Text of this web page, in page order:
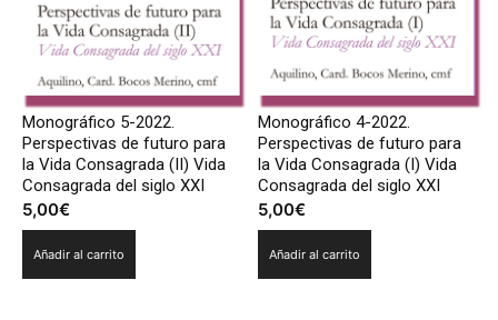
Monográfico 5-2022.
Perspectivas de futuro para
la Vida Consagrada (II) Vida
Consagrada del siglo XXI
5,00€
Añadir al carrito
Monográfico 4-2022.
Perspectivas de futuro para
la Vida Consagrada (I) Vida
Consagrada del siglo XXI
5,00€
Añadir al carrito